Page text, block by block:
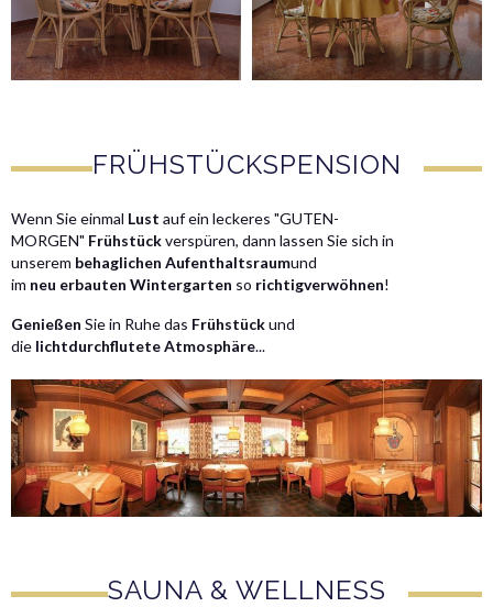
FRÜHSTÜCKSPENSION
Wenn Sie einmal Lust auf ein leckeres "GUTEN-
MORGEN" Frühstückverspüren, dann lassen Sie sich in
unserem behaglichen Aufenthaltsraumund
im neu erbauten Wintergarten so richtigverwöhnen!
Genießen Sie in Ruhe das Frühstückund
die lichtdurchfluteteAtmosphäre...
SAUNA & WELLNESS